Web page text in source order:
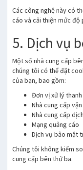
Các công nghệ này có
cáo và cải thiện mức độ
5. Dịch vụ
Một số nhà cung cấp
chúng tôi có thể đặt
của bạn, bao gồm:
Đơn vị xử lý
Nhà cung cấp
Nhà cung cấp
Mạng quảng cáo
Dịch vụ bảo mật
Chúng tôi không kiểm
cung cấp bên thứ ba.